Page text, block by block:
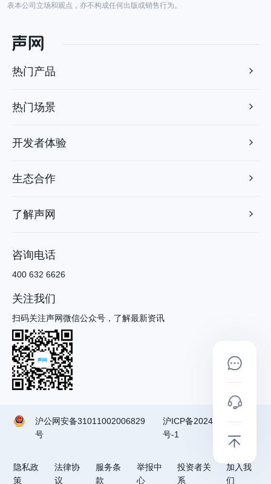
表本公司立场和观点，亦不构成任何出版或销售行为。
热门产品
热门场景
开发者体验
生态合作
了解声网
咨询电话
400 632 6626
关注我们
扫码关注声网微信公众号，了解最新资讯
沪公网安备31011002006829
号
沪ICP备2024090791
号-1
隐私政
策
法律协
议
服务条
款
举报中
心
投资者关
系
加入我
们